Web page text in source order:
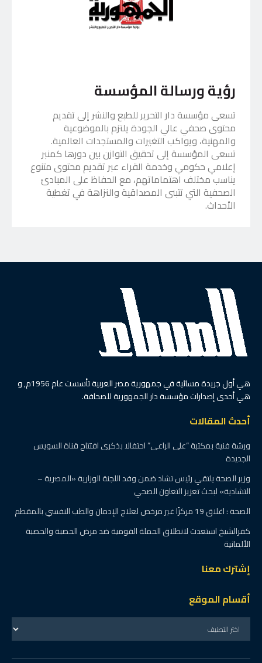
رؤية ورسالة المؤسسة
تسعى مؤسسة دار التحرير للطبع والنشر إلى تقديم
محتوى صحفي عالي الجودة يلتزم بالموضوعية
والمهنية، ويواكب التغيرات والمستجدات العالمية.
تسعى المؤسسة إلى تحقيق التوازن بين دورها كمنبر
إعلامي حكومي وخدمة القراء عبر تقديم محتوى متنوع
يناسب مختلف اهتماماتهم، مع الحفاظ على المبادئ
الصحفية التي تتبنى المصداقية والنزاهة في تغطية
الأحداث.
هي أول جريدة مسائية في جمهورية مصر العربية تأسست عام 1956م, و
هي أحدى إصدارات مؤسسة دار الجمهورية للصحافة.
أحدث المقالات
ورشة فنية بمكتبة “على الراعى” احتفالا بذكرى افتتاح قناة السويس
الجديدة
وزير الصحة يلتقي رئيس تشاد ضمن وفد اللجنة الوزارية «المصرية –
التشادية» لبحث تعزيز التعاون الصحي
الصحة : اغلاق 19 مركزًا غير مرخص لعلاج الإدمان والطب النفسي بالمقطم
كفرالشيخ استعدت لانطلاق الحملة القومية ضد مرض الحصبة والحصبة
الألمانية
إشترك معنا
أقسام الموقع